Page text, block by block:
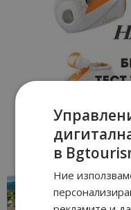
отвъд
в
Ние